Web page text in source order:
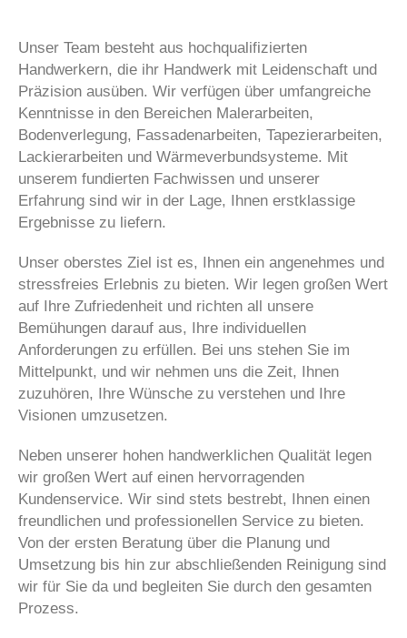
Unser Team besteht aus hochqualifizierten
Handwerkern, die ihr Handwerk mit Leidenschaft und
Präzision ausüben. Wir verfügen über umfangreiche
Kenntnisse in den Bereichen Malerarbeiten,
Bodenverlegung, Fassadenarbeiten, Tapezierarbeiten,
Lackierarbeiten und Wärmeverbundsysteme. Mit
unserem fundierten Fachwissen und unserer
Erfahrung sind wir in der Lage, Ihnen erstklassige
Ergebnisse zu liefern.
Unser oberstes Ziel ist es, Ihnen ein angenehmes und
stressfreies Erlebnis zu bieten. Wir legen großen Wert
auf Ihre Zufriedenheit und richten all unsere
Bemühungen darauf aus, Ihre individuellen
Anforderungen zu erfüllen. Bei uns stehen Sie im
Mittelpunkt, und wir nehmen uns die Zeit, Ihnen
zuzuhören, Ihre Wünsche zu verstehen und Ihre
Visionen umzusetzen.
Neben unserer hohen handwerklichen Qualität legen
wir großen Wert auf einen hervorragenden
Kundenservice. Wir sind stets bestrebt, Ihnen einen
freundlichen und professionellen Service zu bieten.
Von der ersten Beratung über die Planung und
Umsetzung bis hin zur abschließenden Reinigung sind
wir für Sie da und begleiten Sie durch den gesamten
Prozess.